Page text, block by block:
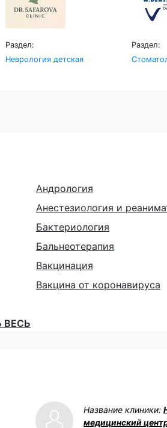
Раздел:
Неврология детская
Раздел:
Андрология
Анестезиология и
Бактериология
Бальнеотерапия
Вакцинация
Вакцина от коронавируса
ВЕСЬ
Название клиники:
медицинский